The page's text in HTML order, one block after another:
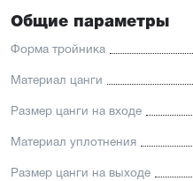
Общие параметры
Форма тройника
Материал цанги
Размер цанги на входе
Материал уплотнения
Размер цанги на выходе